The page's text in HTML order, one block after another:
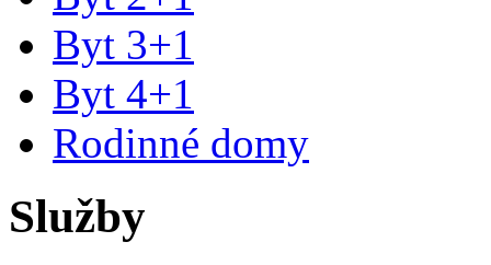
Byt 3+1
Byt 4+1
Rodinné domy
Služby